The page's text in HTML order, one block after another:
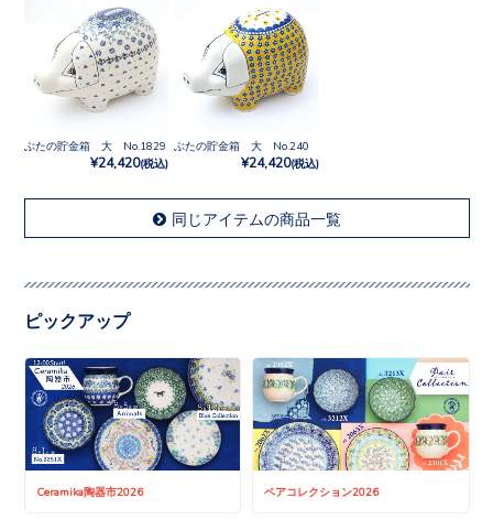
ぶたの貯金箱 大 No.1829
¥24,420(税込)
ぶたの貯金箱 大 No.240
¥24,420(税込)
同じアイテムの商品一覧
ピックアップ
Ceramika陶器市2026 ペアコレクション2026